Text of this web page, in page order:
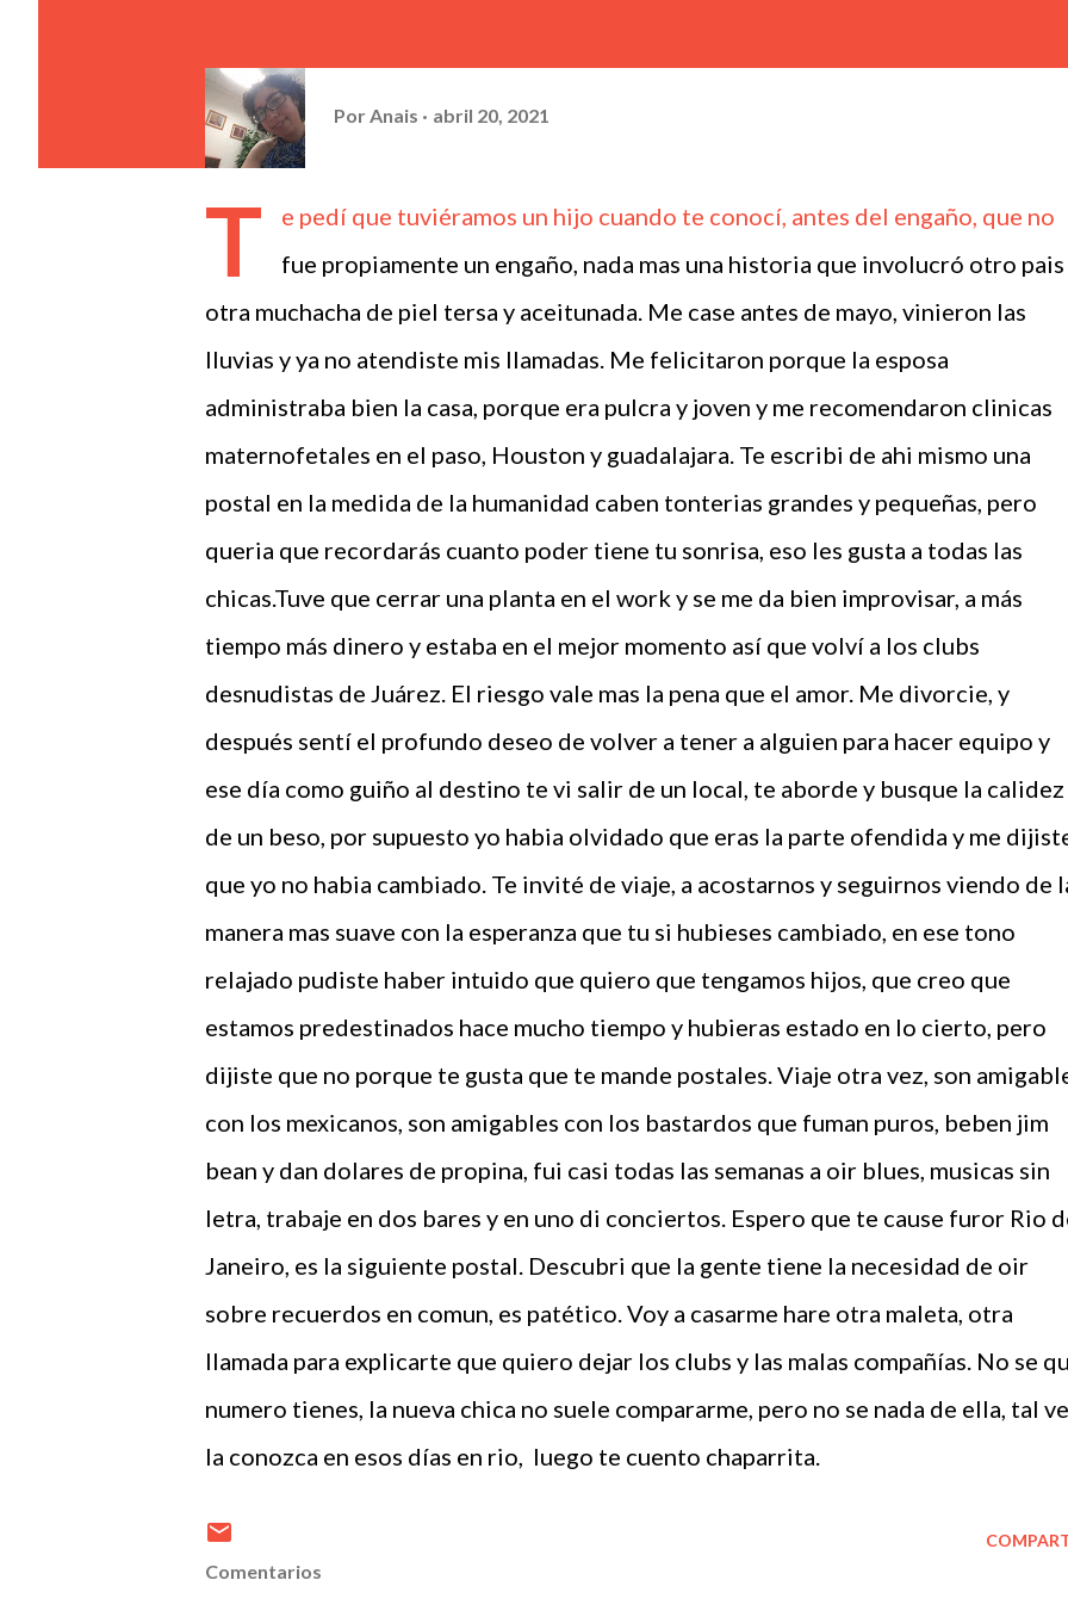
Por Anais abril 20, 2021
T
e pedí que tuviéramos un hijo cuando te conocí, antes del engaño, que no
fue propiamente un engaño, nada mas una historia que involucró otro pais
otra muchacha de piel tersa y aceitunada. Me case antes de mayo, vinieron las
lluvias y ya no atendiste mis llamadas. Me felicitaron porque la esposa
administraba bien la casa, porque era pulcra y joven y me recomendaron clinicas
maternofetales en el paso, Houston y guadalajara. Te escribi de ahi mismo una
postal en la medida de la humanidad caben tonterias grandes y pequeñas, pero
queria que recordarás cuanto poder tiene tu sonrisa, eso les gusta a todas las
chicas.Tuve que cerrar una planta en el work y se me da bien improvisar, a más
tiempo más dinero y estaba en el mejor momento así que volví a los clubs
desnudistas de Juárez. El riesgo vale mas la pena que el amor. Me divorcie, y
después sentí el profundo deseo de volver a tener a alguien para hacer equipo y
ese día como guiño al destino te vi salir de un local, te aborde y busque la calidez
de un beso, por supuesto yo habia olvidado que eras la parte ofendida y me
que yo no habia cambiado. Te invité de viaje, a acostarnos y seguirnos viendo de
manera mas suave con la esperanza que tu si hubieses cambiado, en ese tono
relajado pudiste haber intuido que quiero que tengamos hijos, que creo que
estamos predestinados hace mucho tiempo y hubieras estado en lo cierto, pero
dijiste que no porque te gusta que te mande postales. Viaje otra vez, son
con los mexicanos, son amigables con los bastardos que fuman puros, beben jim
bean y dan dolares de propina, fui casi todas las semanas a oir blues, musicas sin
letra, trabaje en dos bares y en uno di conciertos. Espero que te cause furor Rio
Janeiro, es la siguiente postal. Descubri que la gente tiene la necesidad de oir
sobre recuerdos en comun, es patético. Voy a casarme hare otra maleta, otra
llamada para explicarte que quiero dejar los clubs y las malas compañías. No se
numero tienes, la nueva chica no suele compararme, pero no se nada de ella, tal
la conozca en esos días en rio, luego te cuento chaparrita.
Comentarios